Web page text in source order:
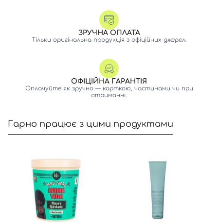
ЗРУЧНА ОПЛАТА
Тільки оригінальна продукція з офіційних джерел.
ОФІЦІЙНА ГАРАНТІЯ
Оплачуйте як зручно — карткою, частинами чи при
отриманні.
Гарно працює з цими продуктами